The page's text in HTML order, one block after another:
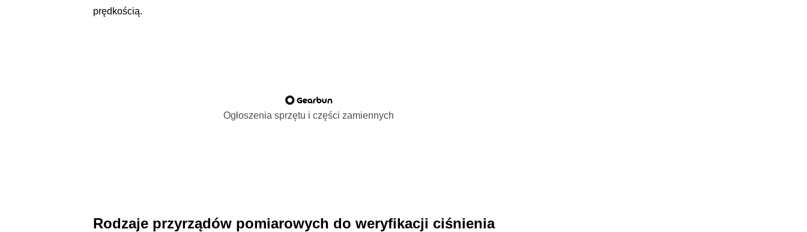
prędkością.
Ogłoszenia sprzętu i części zamiennych
Rodzaje przyrządów pomiarowych do weryfikacji ciśnienia